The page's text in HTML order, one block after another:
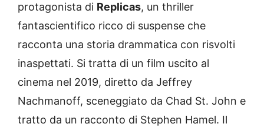
protagonista di Replicas, un thriller
fantascientifico ricco di suspense che
racconta una storia drammatica con risvolti
inaspettati. Si tratta di un film uscito al
cinema nel 2019, diretto da Jeffrey
Nachmanoff, sceneggiato da Chad St. John e
tratto da un racconto di Stephen Hamel. Il